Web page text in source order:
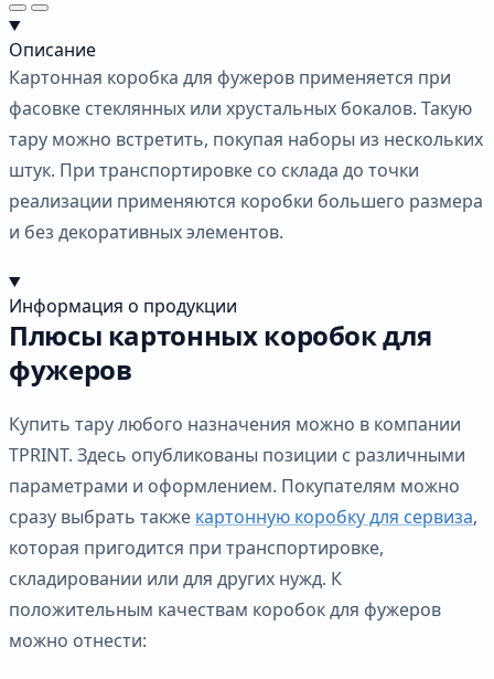
Описание
Картонная коробка для фужеров применяется при
фасовке стеклянных или хрустальных бокалов. Такую
тару можно встретить, покупая наборы из нескольких
штук. При транспортировке со склада до точки
реализации применяются коробки большего размера
и без декоративных элементов.
Информация о продукции
Плюсы картонных коробок для
фужеров
Купить тару любого назначения можно в компании
TPRINT. Здесь опубликованы позиции с различными
параметрами и оформлением. Покупателям можно
сразу выбрать также картонную коробку для сервиза,
которая пригодится при транспортировке,
складировании или для других нужд. К
положительным качествам коробок для фужеров
можно отнести: